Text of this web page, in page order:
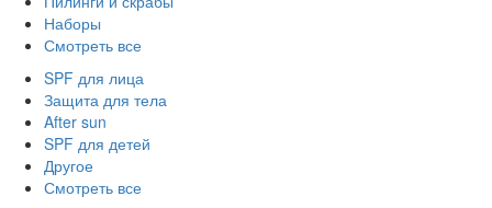
Наборы
Смотреть все
SPF для лица
Защита для тела
After sun
SPF для детей
Другое
Смотреть все